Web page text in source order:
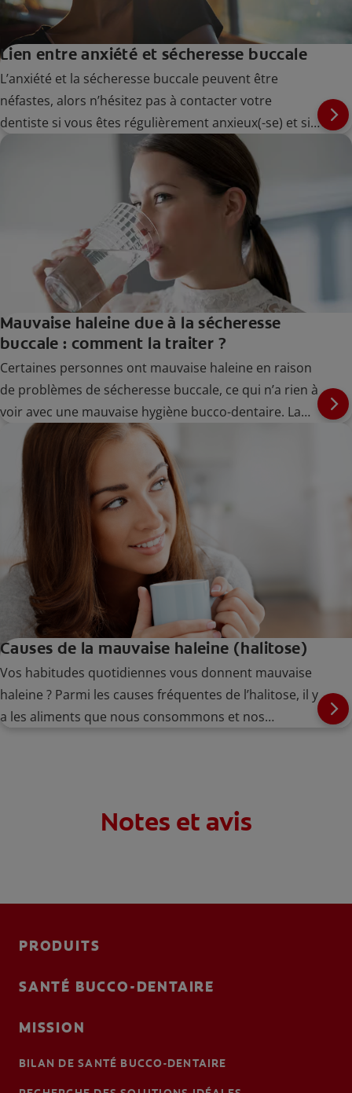
Lien entre anxiété et sécheresse buccale
L’anxiété et la sécheresse buccale peuvent être
néfastes, alors n’hésitez pas à contacter votre
dentiste si vous êtes régulièrement anxieux(-se) et si
vous avez régulièrement la bouche sèche. Toutefois,
l’anxiété peut-elle véritablement être à l’origine de la
sécheresse buccale ? Découvrez-en plus ici.
Mauvaise haleine due à la sécheresse
buccale : comment la traiter ?
Certaines personnes ont mauvaise haleine en raison
de problèmes de sécheresse buccale, ce qui n’a rien à
voir avec une mauvaise hygiène bucco-dentaire. La
bonne nouvelle, c’est qu’il est possible d’identifier et
de traiter le problème et d’empêcher qu’il se
Causes de la mauvaise haleine (halitose)
Vos habitudes quotidiennes vous donnent mauvaise
haleine ? Parmi les causes fréquentes de l’halitose, il y
a les aliments que nous consommons et nos
Notes et avis
PRODUITS
SANTÉ BUCCO-DENTAIRE
MISSION
BILAN DE SANTÉ BUCCO-DENTAIRE